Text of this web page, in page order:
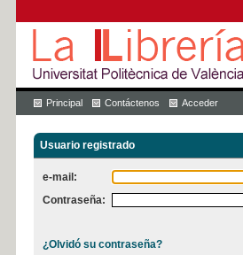
Principal Contáctenos Acceder
Usuario registrado
e-mail:
Contraseña:
¿Olvidó su contraseña?